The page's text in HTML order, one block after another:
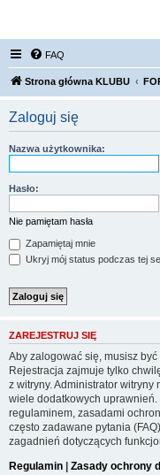
FAQ
Strona główna KLUBU
Zaloguj się
Nazwa użytkownika:
Hasło:
Nie pamiętam hasła
Zapamiętaj mnie
Ukryj mój status podczas tej
ZAREJESTRUJ SIĘ
Aby zalogować się, musisz
Rejestracja zajmuje tylko
z witryny. Administrator
wiele dodatkowych
regulaminem, zasadami
często zadawane pytania
zagadnień dotyczących
Regulamin | Zasady ochrony